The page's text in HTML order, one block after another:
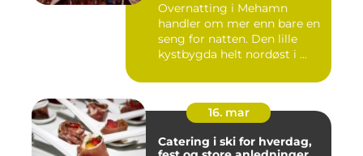
Overnatting i Mehamn
handler om mer enn bare en
seng for natten. Den lille
kystbygda helt nordøst i ...
16. mar
Catering i ski for hverdag,